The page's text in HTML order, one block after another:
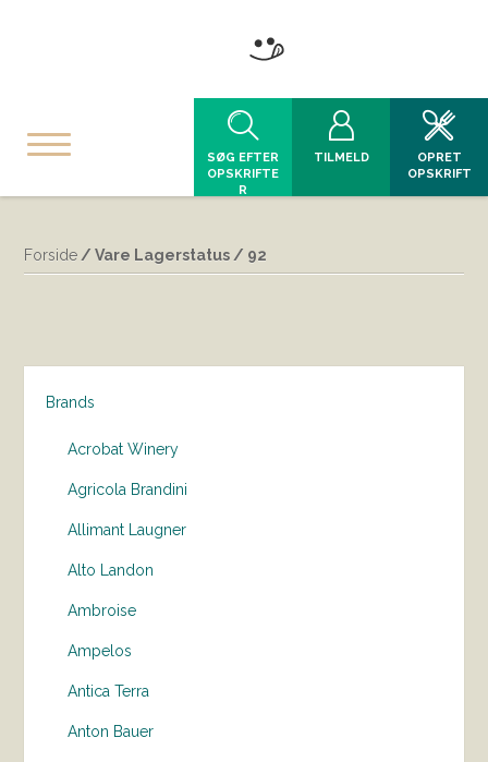
SØG EFTER
OPSKRIFTE
R
TILMELD
OPRET
OPSKRIFT
Forside / Vare Lagerstatus / 92
Brands
Acrobat Winery
Agricola Brandini
Allimant Laugner
Alto Landon
Ambroise
Ampelos
Antica Terra
Anton Bauer